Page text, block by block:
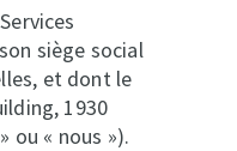
siège social
et dont le
1930
ou « nous »).